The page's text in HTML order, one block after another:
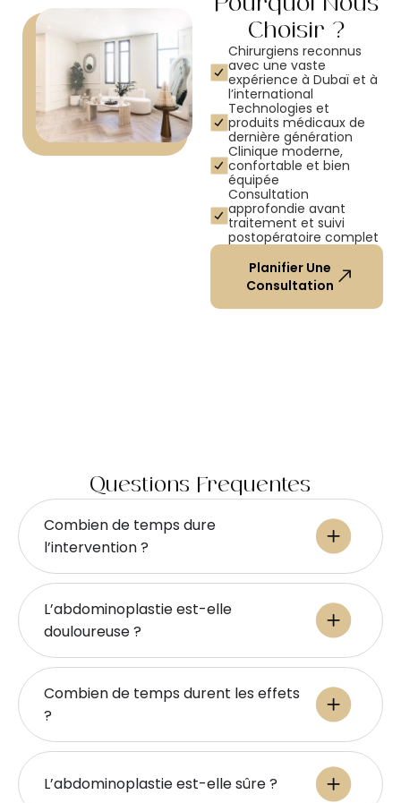
Choisir ?
Chirurgiens reconnus
avec une vaste
expérience à Dubaï et à
l’international
Technologies et
produits médicaux de
dernière génération
Clinique moderne,
confortable et bien
équipée
Consultation
approfondie avant
traitement et suivi
postopératoire complet
Planifier Une
Consultation
Questions Fréquentes
Combien de temps dure
l’intervention ?
L’abdominoplastie est-elle
douloureuse ?
Combien de temps durent les effets
?
L’abdominoplastie est-elle sûre ?